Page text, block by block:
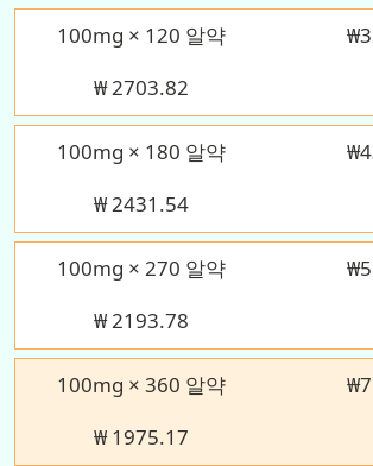
100mg × 120 알약
₩2703.82
100mg × 180 알약
₩2431.54
100mg × 270 알약
₩2193.78
100mg × 360 알약
₩ 1975.17